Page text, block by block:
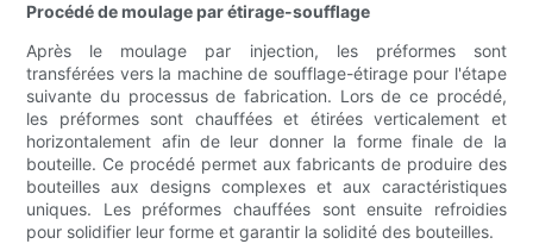
Procédé de moulage par étirage-soufflage
Après le moulage par injection, les préformes sont
transférées vers la machine de soufflage-étirage pour l'étape
suivante du processus de fabrication. Lors de ce procédé,
les préformes sont chauffées et étirées verticalement et
horizontalement afin de leur donner la forme finale de la
bouteille. Ce procédé permet aux fabricants de produire des
bouteilles aux designs complexes et aux caractéristiques
uniques. Les préformes chauffées sont ensuite refroidies
pour solidifier leur forme et garantir la solidité des bouteilles.